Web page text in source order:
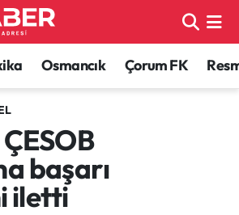
Osmancık Çorum FK
başarı
iletti
Haberleri
Eczaneler
Vakitleri
Haritası